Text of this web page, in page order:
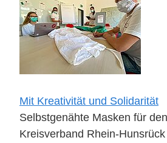
Mit Kreativität und Solidarität
Selbstgenähte Masken für
Kreisverband Rhein-